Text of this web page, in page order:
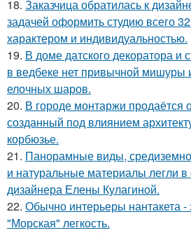
18. Заказчица обратилась к
задачей оформить студию всего
характером и индивидуальностью.
19. В доме датского декоратора и
в ведбеке нет привычной мишуры
елочных шаров.
20. В городе монтаржи продаётся
созданный под влиянием
корбюзье.
21. Панорамные виды,
и натуральные материалы легли в
дизайнера Елены Кулагиной.
22. Обычно интерьеры нантакета -
"Морская" легкость.